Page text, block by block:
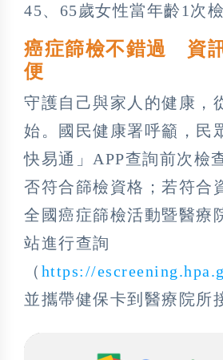
45、65歲女性當年齡1次檢
癌症篩檢不錯過 資
便
守護自己與家人的健康，
始。國民健康署呼籲，民
快易通」APP查詢前次檢
否符合篩檢資格；若符合
全國癌症篩檢活動暨醫療
站進行查詢
（ https://
並攜帶健保卡到醫療院所